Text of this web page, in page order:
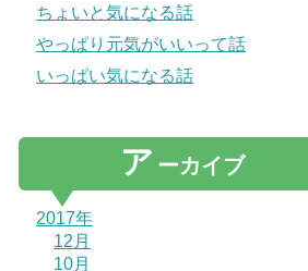
ちょいと気になる話
やっぱり元気がいいって話
いっぱい気になる話
ア ーカイブ
2017年
12月
10月